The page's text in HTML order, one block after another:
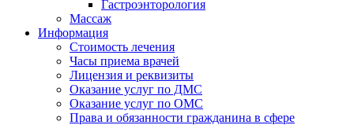
Гастроэнторология
Массаж
Информация
Стоимость лечения
Часы приема врачей
Лицензия и реквизиты
Оказание услуг по ДМС
Оказание услуг по ОМС
Права и обязанности гражданина в сфере